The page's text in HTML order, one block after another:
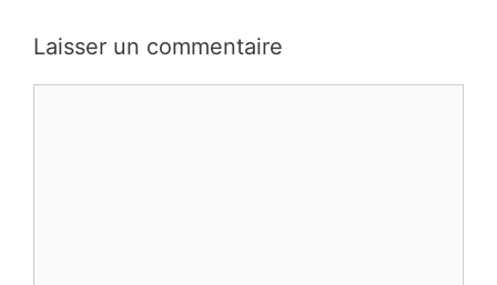
Laisser un commentaire